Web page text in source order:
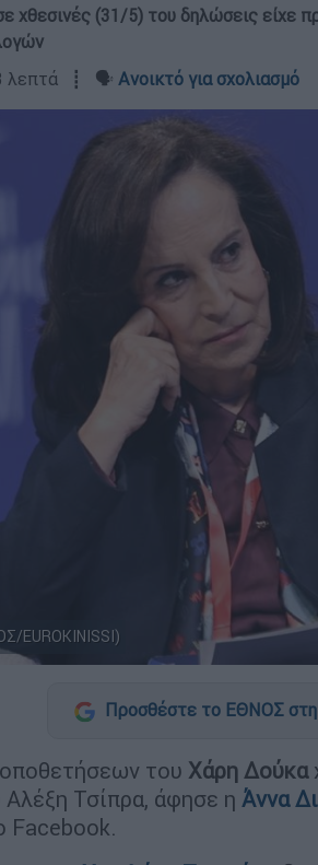
χθεσινές (31/5) του δηλώσεις είχε
3 λεπτά ┋ 🗣️ Ανοικτό για σχολιασμό
EUROKINISSI)
Προσθέστε το ΕΘΝΟΣ στη
του Χάρη Δούκα
Τσίπρα, άφησε η Άννα
Facebook.